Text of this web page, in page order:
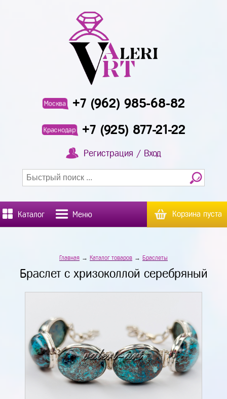
Москва +7 (962) 985-68-82
Краснодар +7 (925) 877-21-22
Регистрация / Вход
Каталог Меню Корзина пуста
Главная → Каталог товаров → Браслеты
Браслет с хризоколлой серебряный